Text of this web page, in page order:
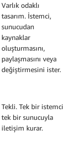
Varlık odaklı
tasarım. İstemci,
sunucudan
kaynaklar
oluşturmasını,
paylaşmasını veya
değiştirmesini ister.
Tekli. Tek bir istemci
tek bir sunucuyla
iletişim kurar.